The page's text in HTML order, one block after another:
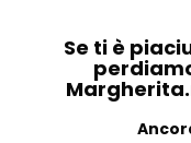
Se ti è